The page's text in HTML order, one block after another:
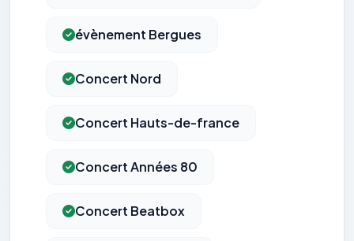
évènement Bergues
Concert Nord
Concert Hauts-de-france
Concert Années 80
Concert Beatbox